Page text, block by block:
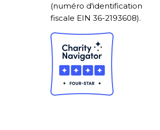
(numéro d'identification
fiscale EIN 36-2193608).